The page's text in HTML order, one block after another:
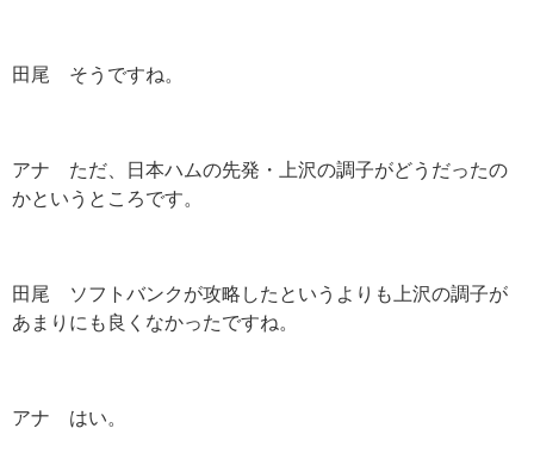
田尾 そうですね。
アナ ただ、日本ハムの先発・上沢の調子がどうだったの
かというところです。
田尾 ソフトバンクが攻略したというよりも上沢の調子が
あまりにも良くなかったですね。
アナ はい。